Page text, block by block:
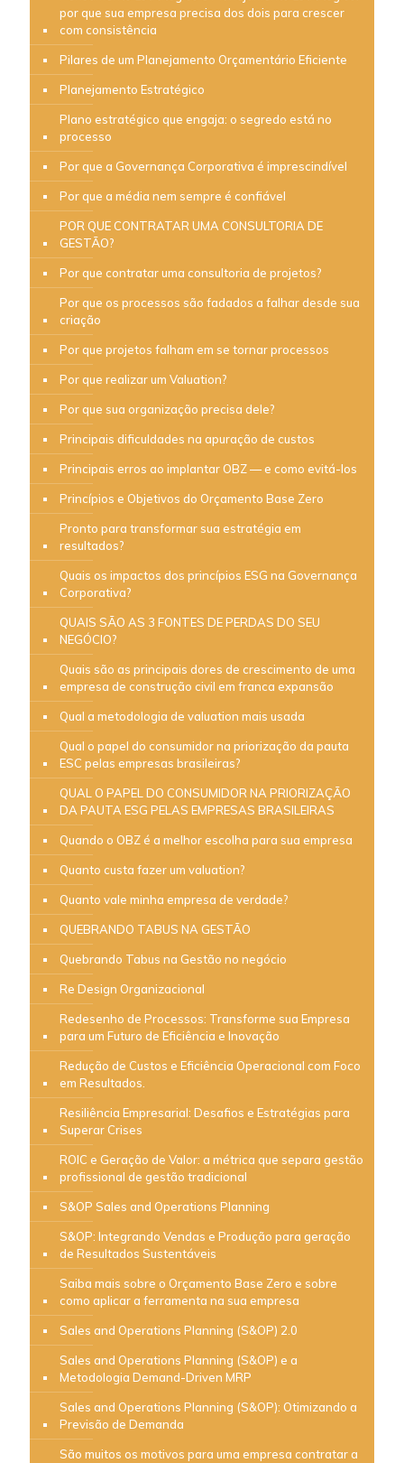
por que sua empresa precisa dos dois para crescer
com consistência
Pilares de um Planejamento Orçamentário Eficiente
Planejamento Estratégico
Plano estratégico que engaja: o segredo está no
processo
Por que a Governança Corporativa é imprescindível
Por que a média nem sempre é confiável
POR QUE CONTRATAR UMA CONSULTORIA DE
GESTÃO?
Por que contratar uma consultoria de projetos?
Por que os processos são fadados a falhar desde sua
criação
Por que projetos falham em se tornar processos
Por que realizar um Valuation?
Por que sua organização precisa dele?
Principais dificuldades na apuração de custos
Principais erros ao implantar OBZ — e como evitá-los
Princípios e Objetivos do Orçamento Base Zero
Pronto para transformar sua estratégia em
resultados?
Quais os impactos dos princípios ESG na Governança
Corporativa?
QUAIS SÃO AS 3 FONTES DE PERDAS DO SEU
NEGÓCIO?
Quais são as principais dores de crescimento de uma
empresa de construção civil em franca expansão
Qual a metodologia de valuation mais usada
Qual o papel do consumidor na priorização da pauta
ESC pelas empresas brasileiras?
QUAL O PAPEL DO CONSUMIDOR NA PRIORIZAÇÃO
DA PAUTA ESG PELAS EMPRESAS BRASILEIRAS
Quando o OBZ é a melhor escolha para sua empresa
Quanto custa fazer um valuation?
Quanto vale minha empresa de verdade?
QUEBRANDO TABUS NA GESTÃO
Quebrando Tabus na Gestão no negócio
Re Design Organizacional
Redesenho de Processos: Transforme sua Empresa
para um Futuro de Eficiência e Inovação
Redução de Custos e Eficiência Operacional com Foco
em Resultados.
Resiliência Empresarial: Desafios e Estratégias para
Superar Crises
ROIC e Geração de Valor: a métrica que separa gestão
profissional de gestão tradicional
S&OP Sales and Operations Planning
S&OP: Integrando Vendas e Produção para geração
de Resultados Sustentáveis
Saiba mais sobre o Orçamento Base Zero e sobre
como aplicar a ferramenta na sua empresa
Sales and Operations Planning (S&OP) 2.0
Sales and Operations Planning (S&OP) e a
Metodologia Demand-Driven MRP
Sales and Operations Planning (S&OP): Otimizando a
Previsão de Demanda
São muitos os motivos para uma empresa contratar a